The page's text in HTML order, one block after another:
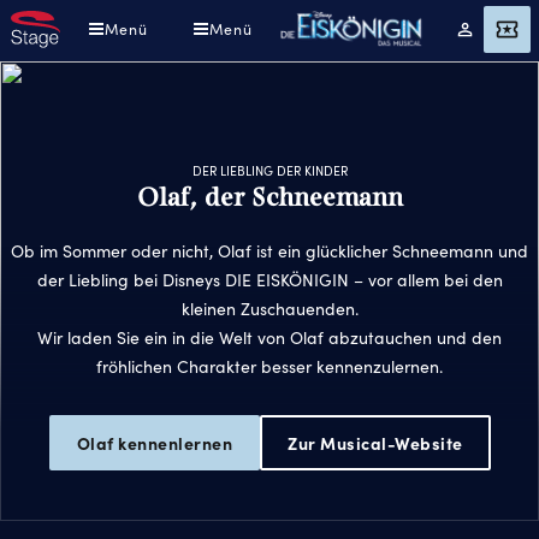
Direkt
zum
Inhalt
Menü Menü
Mein
Konto
Angebot
DER LIEBLING DER KINDER
Olaf, der Schneemann
Ob im Sommer oder nicht, Olaf ist ein glücklicher Schneemann und
der Liebling bei Disneys DIE EISKÖNIGIN – vor allem bei den
kleinen Zuschauenden.
Wir laden Sie ein in die Welt von Olaf abzutauchen und den
fröhlichen Charakter besser kennenzulernen.
Olaf kennenlernen Zur Musical-Website